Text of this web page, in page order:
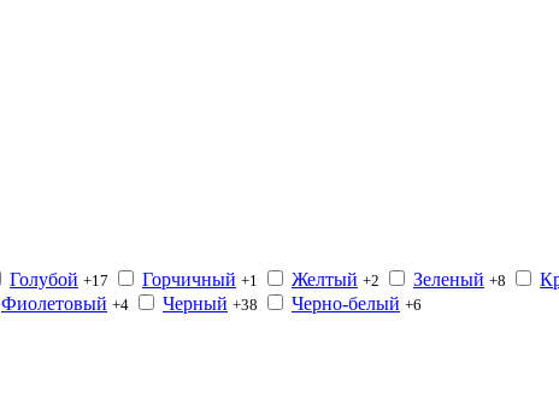
Голубой +17 Горчичный +1 Желтый +2 Зеленый +8
Фиолетовый +4 Черный +38 Черно-белый +6